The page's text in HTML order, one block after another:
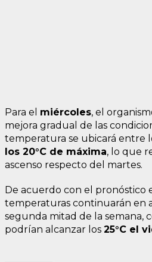
Para el miércoles, el
mejora gradual de las
temperatura se ubicará entre
los 20°C de máxima, lo que
ascenso respecto del martes.
De acuerdo con el pronóstico
temperaturas continuarán en
segunda mitad de la semana,
podrían alcanzar los 25°C el